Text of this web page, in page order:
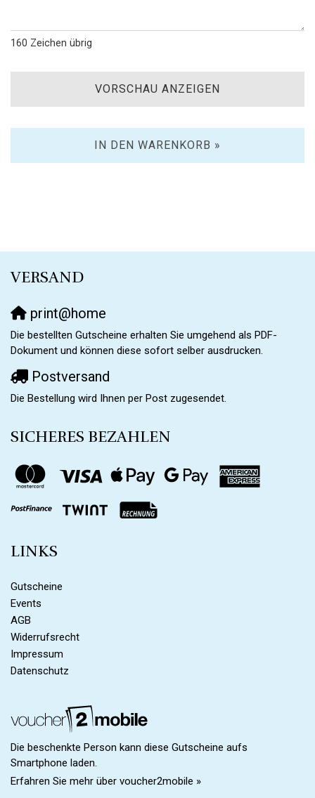
160 Zeichen übrig
VORSCHAU ANZEIGEN
IN DEN WARENKORB »
VERSAND
print@home
Die bestellten Gutscheine erhalten Sie umgehend als PDF-
Dokument und können diese sofort selber ausdrucken.
Postversand
Die Bestellung wird Ihnen per Post zugesendet.
SICHERES BEZAHLEN
LINKS
Gutscheine
Events
AGB
Widerrufsrecht
Impressum
Datenschutz
Die beschenkte Person kann diese Gutscheine aufs
Smartphone laden.
Erfahren Sie mehr über voucher2mobile »